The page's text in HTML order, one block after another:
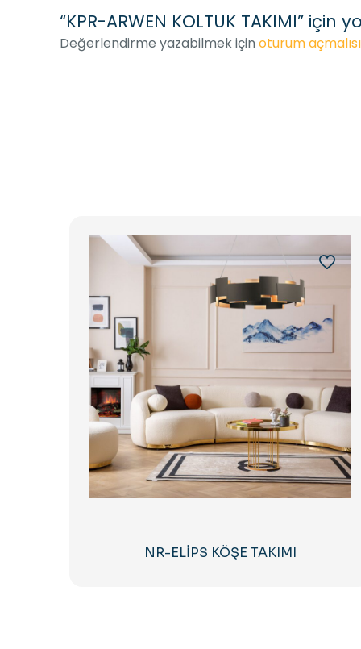
“KPR-ARWEN KOLTUK TAKIMI”
Değerlendirme yazabilmek için oturum
NR-ELİPS KÖŞE TAKIMI